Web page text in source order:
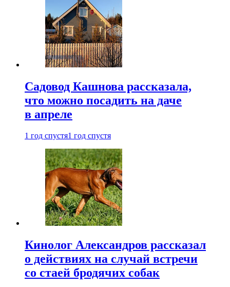
Садовод Кашнова рассказала,
что можно посадить на даче
в апреле
1 год спустя1 год спустя
Кинолог Александров рассказал
о действиях на случай встречи
со стаей бродячих собак